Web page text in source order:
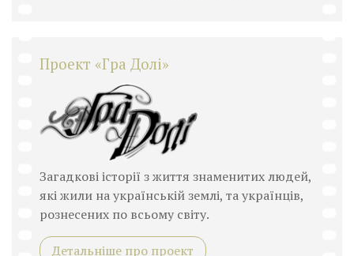
Проект «Гра Долі»
Загадкові історії з життя знаменитих людей,
які жили на українській землі, та українців,
рознесених по всьому світу.
Детальніше про проект